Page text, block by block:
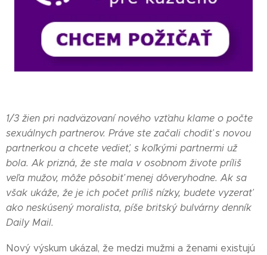
1/3 žien pri nadväzovaní nového vzťahu klame o počte
sexuálnych partnerov. Práve ste začali chodiť s novou
partnerkou a chcete vedieť, s koľkými partnermi už
bola. Ak prizná, že ste mala v osobnom živote príliš
veľa mužov, môže pôsobiť menej dôveryhodne. Ak sa
však ukáže, že je ich počet príliš nízky, budete vyzerať
ako neskúsený moralista, píše britský bulvárny denník
Daily Mail.
Nový výskum ukázal, že medzi mužmi a ženami existujú